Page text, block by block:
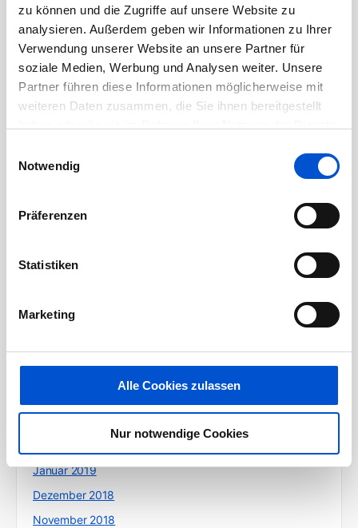
zu können und die Zugriffe auf unsere Website zu
analysieren. Außerdem geben wir Informationen zu Ihrer
Verwendung unserer Website an unsere Partner für
soziale Medien, Werbung und Analysen weiter. Unsere
Partner führen diese Informationen möglicherweise mit
weiteren Daten zusammen, die Sie ihnen bereitgestellt
Notwendig
Präferenzen
Statistiken
Marketing
Alle Cookies zulassen
Nur notwendige Cookies
Juli 2020
Juni 2020
Mai 2020
April 2020
Januar 2020
November 2019
September 2019
Juli 2019
Januar 2019
Dezember 2018
November 2018